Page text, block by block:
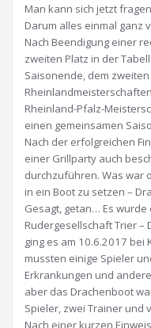
Man kann sich jetzt
Darum alles einmal ganz
Nach Beendigung einer
zweiten Platz in der
Saisonende, dem
Rheinland-Pfalz-
einen gemeinsamen
Nach der erfolgreichen
einer Grillparty auch
durchzuführen. Was war
in ein Boot zu setzen –
Gesagt, getan… Es
Rudergesellschaft Trier –
ging es am 10.6.2017
mussten einige Spieler
Erkrankungen und
aber das Drachenboot
Spieler, zwei Trainer und
Nach einer kurzen